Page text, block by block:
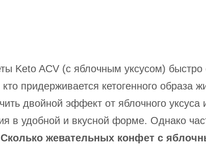
Keto ACV (с яблочным уксусом) быстро
придерживается кетогенного образа
двойной эффект от яблочного уксуса
в удобной и вкусной форме. Однако
Сколько жевательных конфет с